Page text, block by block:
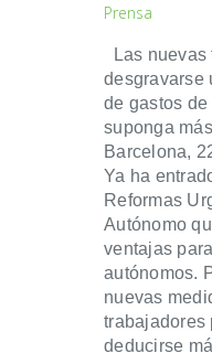
Prensa
Las nuevas
desgravarse
de gastos
suponga
Barcelona,
Ya ha
Reformas
Autónomo
ventajas
autónomos.
nuevas
trabajadores
deducirse